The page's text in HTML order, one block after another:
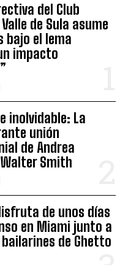
del Club
de Sula asume
bajo el lema
impacto
inolvidable: La
unión
de Andrea
Smith
de unos días
en Miami junto a
bailarines de Ghetto